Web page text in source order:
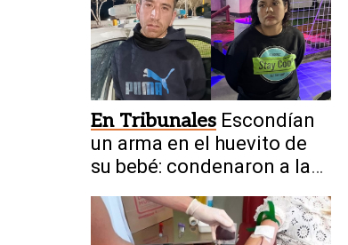
En Tribunales Escondían
un arma en el huevito de
su bebé: condenaron a la